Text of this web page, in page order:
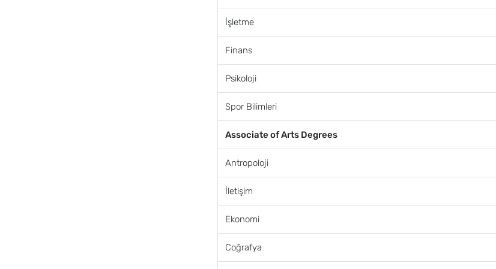
İşletme
Finans
Psikoloji
Spor Bilimleri
Associate of Arts Degrees
Antropoloji
İletişim
Ekonomi
Coğrafya